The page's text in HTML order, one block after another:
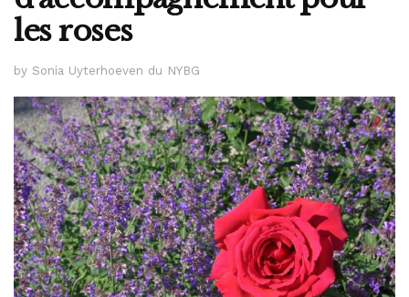
les roses
by Sonia Uyterhoeven du NYBG